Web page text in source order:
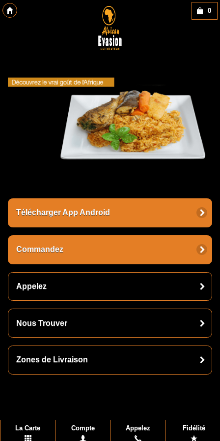
0
Télécharger App Android
Commandez
Appelez
Nous Trouver
Zones de Livraison
La Carte Compte Appelez Fidélité
Copyright des-click